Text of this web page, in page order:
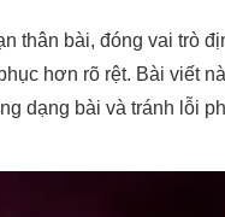
thân bài, đóng vai trò
hơn rõ rệt. Bài viết
dạng bài và tránh lỗi